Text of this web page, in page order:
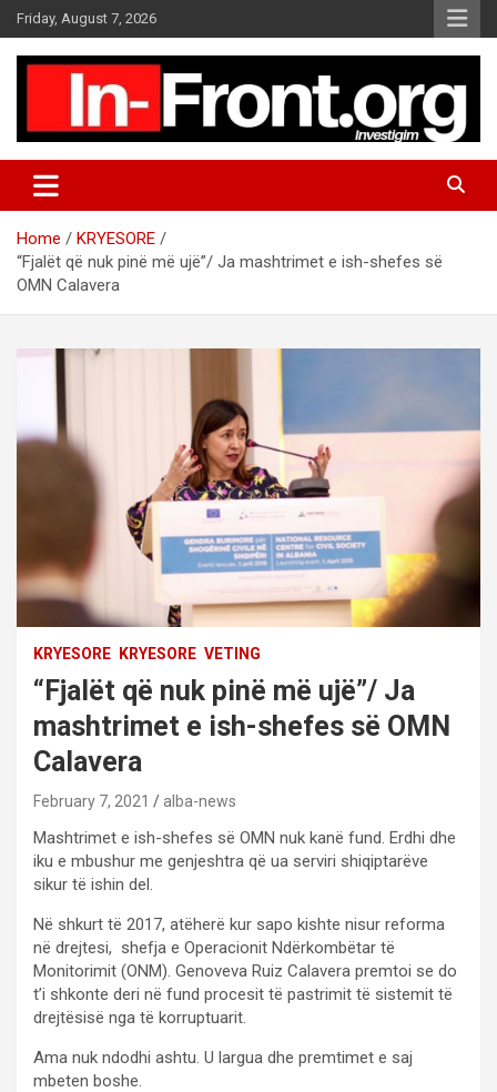
k
Friday, August 7, 2026
Home
KRYESORE
“Fjalët që nuk pinë më ujë”/ Ja mashtrimet e ish-shefes së
OMN Calavera
KRYESORE KRYESORE VETING
“Fjalët që nuk pinë më ujë”/ Ja
mashtrimet e ish-shefes së OMN
Calavera
February 7, 2021 alba-news
Mashtrimet e ish-shefes së OMN nuk kanë fund. Erdhi dhe
iku e mbushur me genjeshtra që ua serviri shiqiptarëve
sikur të ishin del.
Në shkurt të 2017, atëherë kur sapo kishte nisur reforma
në drejtesi, shefja e Operacionit Ndërkombëtar të
Monitorimit (ONM). Genoveva Ruiz Calavera premtoi se do
t’i shkonte deri në fund procesit të pastrimit të sistemit të
drejtësisë nga të korruptuarit.
Ama nuk ndodhi ashtu. U largua dhe premtimet e saj
mbeten boshe.